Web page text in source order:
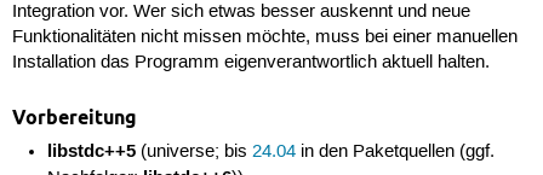
Integration vor. Wer sich etwas besser auskennt und neue
Funktionalitäten nicht missen möchte, muss bei einer manuellen
Installation das Programm eigenverantwortlich aktuell halten.
Vorbereitung
libstdc++5 (universe; bis24.04 in den Paketquellen (ggf.